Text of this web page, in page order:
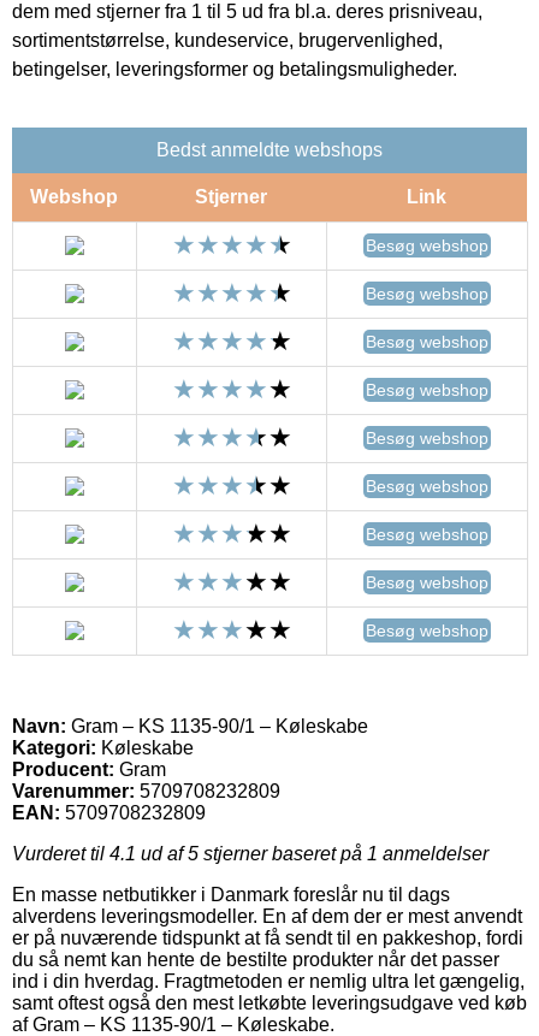
dem med stjerner fra 1 til 5 ud fra bl.a. deres prisniveau,
sortimentstørrelse, kundeservice, brugervenlighed,
betingelser, leveringsformer og betalingsmuligheder.
Bedst anmeldte webshops
Webshop Stjerner Link
Besøg webshop
Besøg webshop
Besøg webshop
Besøg webshop
Besøg webshop
Besøg webshop
Besøg webshop
Besøg webshop
Besøg webshop
Navn: Gram – KS 1135-90/1 – Køleskabe
Kategori: Køleskabe
Producent: Gram
Varenummer: 5709708232809
EAN: 5709708232809
Vurderet til 4.1 ud af 5 stjerner baseret på 1 anmeldelser
En masse netbutikker i Danmark foreslår nu til dags
alverdens leveringsmodeller. En af dem der er mest anvendt
er på nuværende tidspunkt at få sendt til en pakkeshop, fordi
du så nemt kan hente de bestilte produkter når det passer
ind i din hverdag. Fragtmetoden er nemlig ultra let gængelig,
samt oftest også den mest letkøbte leveringsudgave ved køb
af Gram – KS 1135-90/1 – Køleskabe.